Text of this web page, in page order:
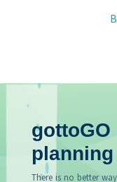
There is no better